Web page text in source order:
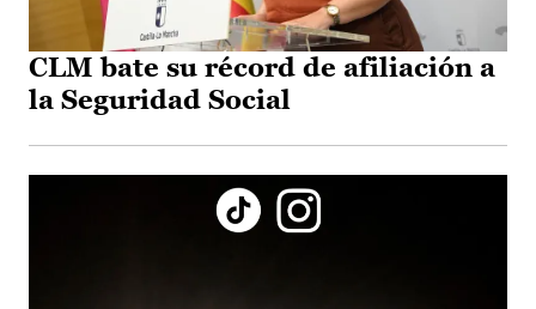
CLM bate su récord de afiliación a
la Seguridad Social